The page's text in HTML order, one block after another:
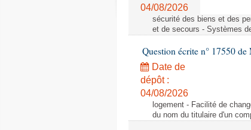
04/08/2026
sécurité des biens et des
et de secours - Systèmes
Question écrite n° 17550
Date de
dépôt :
04/08/2026
logement - Facilité de
du nom du titulaire d'un